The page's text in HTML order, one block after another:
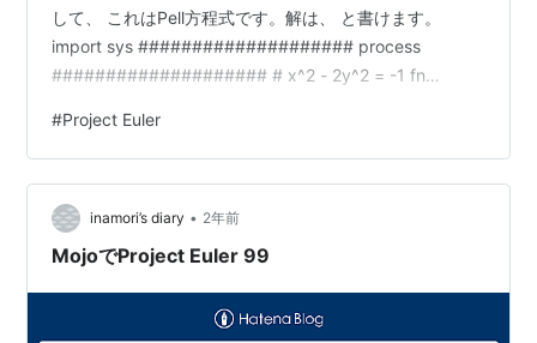
して、 これはPell方程式です。解は、 と書けます。
import sys #################### process
#################### # x^2 - 2y^2 = -1 fn
+ y*4, x*2 + y*3) fn f(N: Int) -> Int: # (2n-1)^2 - 2(2m-
…
#Project Euler
inamori’s diary • 2年前
MojoでProject Euler 99